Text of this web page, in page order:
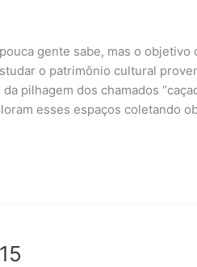
gente sabe, mas o objetivo
o patrimônio cultural
pilhagem dos chamados
esses espaços coletando